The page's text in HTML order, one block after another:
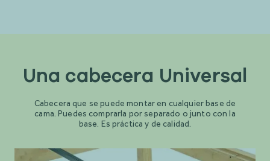
Una cabecera Universal
Cabecera que se puede montar en cualquier base de
cama. Puedes comprarla por separado o junto con la
base. Es práctica y de calidad.